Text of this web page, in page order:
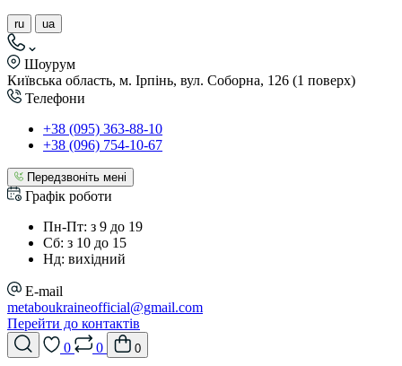
ru ua
Шоурум
Київська область, м. Ірпінь, вул. Соборна, 126 (1 поверх)
Телефони
+38 (095) 363-88-10
+38 (096) 754-10-67
Передзвоніть мені
Графік роботи
Пн-Пт: з 9 до 19
Сб: з 10 до 15
Нд: вихідний
E-mail
metaboukraineofficial@gmail.com
Перейти до контактів
0
0 0